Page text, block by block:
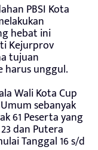
PBSI Kota
hebat ini
Kejurprov
tujuan
harus unggul.
Wali Kota Cup
sebanyak
61 Peserta yang
dan Putera
Tanggal 16 s/d